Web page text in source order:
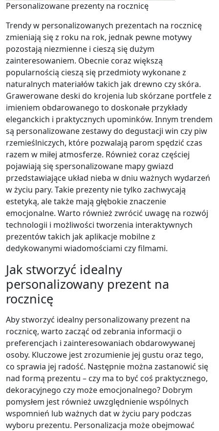
Personalizowane prezenty na rocznicę
Trendy w personalizowanych prezentach na rocznicę
zmieniają się z roku na rok, jednak pewne motywy
pozostają niezmienne i cieszą się dużym
zainteresowaniem. Obecnie coraz większą
popularnością cieszą się przedmioty wykonane z
naturalnych materiałów takich jak drewno czy skóra.
Grawerowane deski do krojenia lub skórzane portfele z
imieniem obdarowanego to doskonałe przykłady
eleganckich i praktycznych upominków. Innym trendem
są personalizowane zestawy do degustacji win czy piw
rzemieślniczych, które pozwalają parom spędzić czas
razem w miłej atmosferze. Również coraz częściej
pojawiają się spersonalizowane mapy gwiazd
przedstawiające układ nieba w dniu ważnych wydarzeń
w życiu pary. Takie prezenty nie tylko zachwycają
estetyką, ale także mają głębokie znaczenie
emocjonalne. Warto również zwrócić uwagę na rozwój
technologii i możliwości tworzenia interaktywnych
prezentów takich jak aplikacje mobilne z
dedykowanymi wiadomościami czy filmami.
Jak stworzyć idealny
personalizowany prezent na
rocznicę
Aby stworzyć idealny personalizowany prezent na
rocznicę, warto zacząć od zebrania informacji o
preferencjach i zainteresowaniach obdarowywanej
osoby. Kluczowe jest zrozumienie jej gustu oraz tego,
co sprawia jej radość. Następnie można zastanowić się
nad formą prezentu – czy ma to być coś praktycznego,
dekoracyjnego czy może emocjonalnego? Dobrym
pomysłem jest również uwzględnienie wspólnych
wspomnień lub ważnych dat w życiu pary podczas
wyboru prezentu. Personalizacja może obejmować